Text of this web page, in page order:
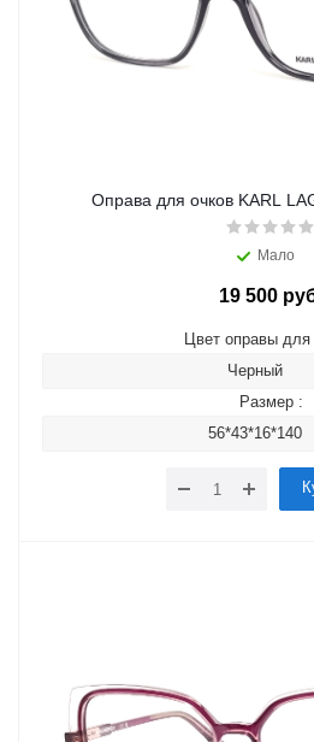
Оправа для очков KARL
Мало
19 500
Цвет оправы для
Черный
Размер :
56*43*16*140